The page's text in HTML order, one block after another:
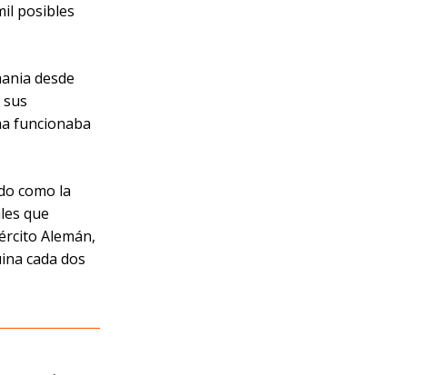
posibles
desde
funcionaba
como la
que
Alemán,
cada dos